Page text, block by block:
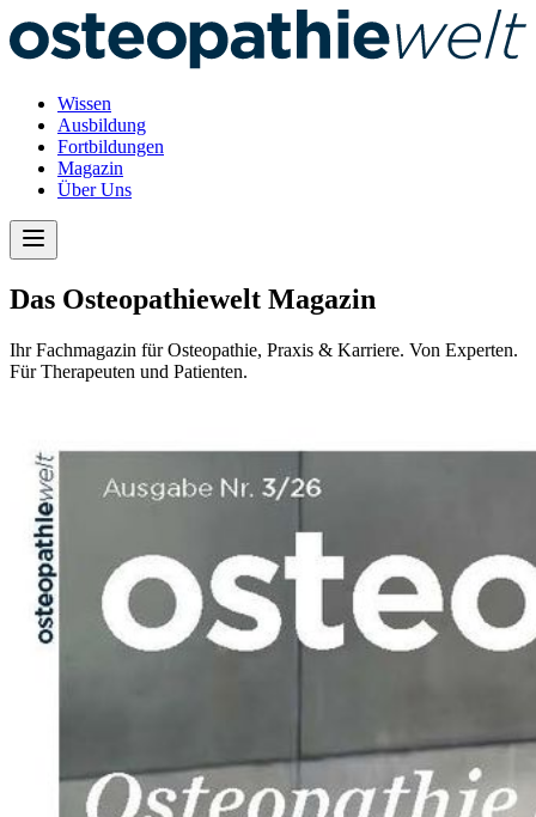
Wissen
Ausbildung
Fortbildungen
Magazin
Über Uns
Das Osteopathiewelt Magazin
Ihr Fachmagazin für Osteopathie, Praxis & Karriere. Von Experten.
Für Therapeuten und Patienten.